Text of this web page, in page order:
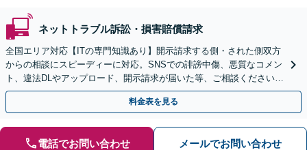
ネットトラブル訴訟・損害賠償請求
全国エリア対応【ITの専門知識あり】開示請求する側・された側双方
からの相談にスピーディーに対応。SNSでの誹謗中傷、悪質なコメン
ト、違法DLやアップロード、開示請求が届いた等、ご相談ください
【WEB面談OK&解決実績豊富】【千葉中央駅4分】
料金表を見る
電話でお問い合わせ メールでお問い合わせ